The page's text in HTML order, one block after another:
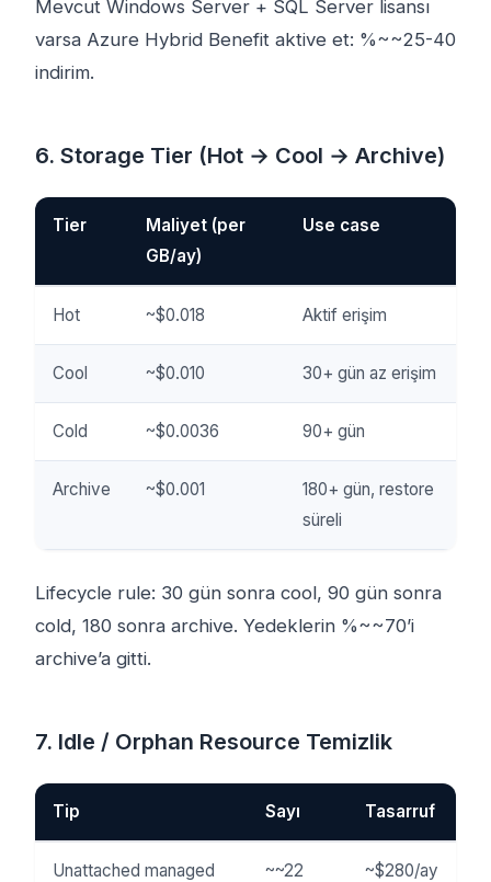
Mevcut Windows Server + SQL Server lisansı
varsa Azure Hybrid Benefit aktive et: %~~25-40
indirim.
6. Storage Tier (Hot → Cool → Archive)
Tier
Maliyet (per
GB/ay)
Use case
Hot ~$0.018 Aktif erişim
Cool ~$0.010 30+ gün az erişim
Cold ~$0.0036 90+ gün
Archive ~$0.001
180+ gün, restore
süreli
Lifecycle rule: 30 gün sonra cool, 90 gün sonra
cold, 180 sonra archive. Yedeklerin %~~70’i
archive’a gitti.
7. Idle / Orphan Resource Temizlik
Tip Sayı Tasarruf
Unattached managed
~~22 ~$280/ay